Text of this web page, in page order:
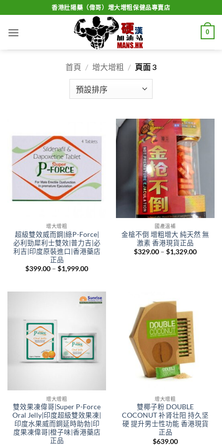
to
content
香港壯陽藥（偉哥）增大增粗保健品專賣店
0
首頁 / 增大增粗 / 頁面 3
增大增粗
超級雙效威而鋼|綠P-Force|
必利勁犀利士雙效|普力吉|必
利吉|印度原裝進口|香港藥店
正品
$399.00 – $1,999.00Price
$1,999.00
國產溫補
金槍不倒 增粗增大 純天然 無
激素 香港現貨正品
$329.00 – $1,329.00Price
增大增粗
雙效果凍偉哥|Super P-Force
Oral Jelly|印度超級雙效果凍|
印度水果威而鋼延時助勃|印
度果凍偉哥|橙子味|香港藥店
正品
增大增粗
雙椰子粉 DOUBLE
COCONUT 补肾壮阳 持久坚
硬 提升男士性功能 香港現貨
正品
$639.00